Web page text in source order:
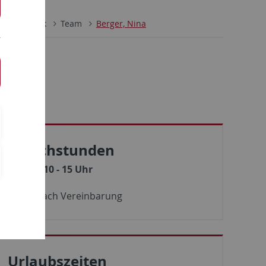
Koreanistik Team Berger, Nina
Sprechstunden
10 - 15 Uhr
Sowie nach Vereinbarung
Urlaubszeiten